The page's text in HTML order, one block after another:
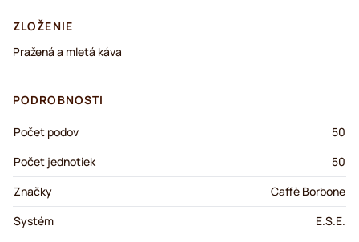
ZLOŽENIE
Pražená a mletá káva
PODROBNOSTI
Počet podov
50
Počet jednotiek
50
Značky
Caffè Borbone
Systém
E.S.E.